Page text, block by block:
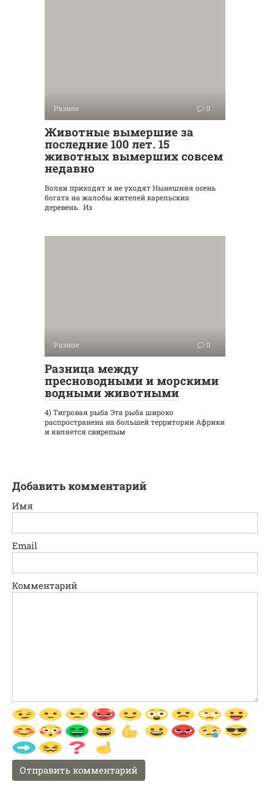
Разное 0
Животные вымершие за
последние 100 лет. 15
животных вымерших совсем
недавно
Волки приходят и не уходят Нынешняя осень
богата на жалобы жителей карельских
деревень. Из
Разное 0
Разница между
пресноводными и морскими
водными животными
4) Тигровая рыба Эта рыба широко
распространена на большей территории Африки
и является свирепым
Добавить комментарий
Имя
Email
Комментарий